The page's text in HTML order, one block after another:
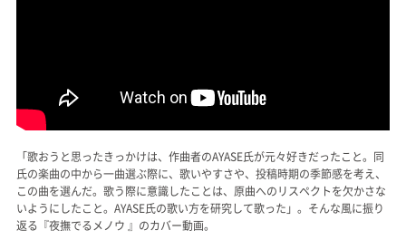
「歌おうと思ったきっかけは、作曲者のAYASE氏が元々好きだったこと。同
氏の楽曲の中から一曲選ぶ際に、歌いやすさや、投稿時期の季節感を考え、
この曲を選んだ。歌う際に意識したことは、原曲へのリスペクトを欠かさな
いようにしたこと。AYASE氏の歌い方を研究して歌った」。そんな風に振り
返る『夜撫でるメノウ 』のカバー動画。